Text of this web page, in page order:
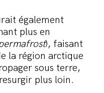
également
plus en
), faisant
la région arctique
sous terre,
plus loin.